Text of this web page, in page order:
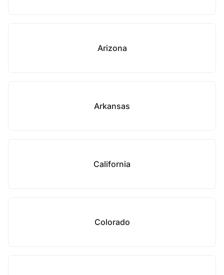
Arizona
Arkansas
California
Colorado